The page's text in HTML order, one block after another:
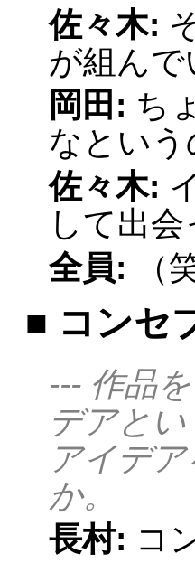
佐々木:
が組ん
岡田: ち
なとい
佐々木:
して出
全員:
（
■ コンセ
--- 作品
デアと
アイデ
か。
長村: コ